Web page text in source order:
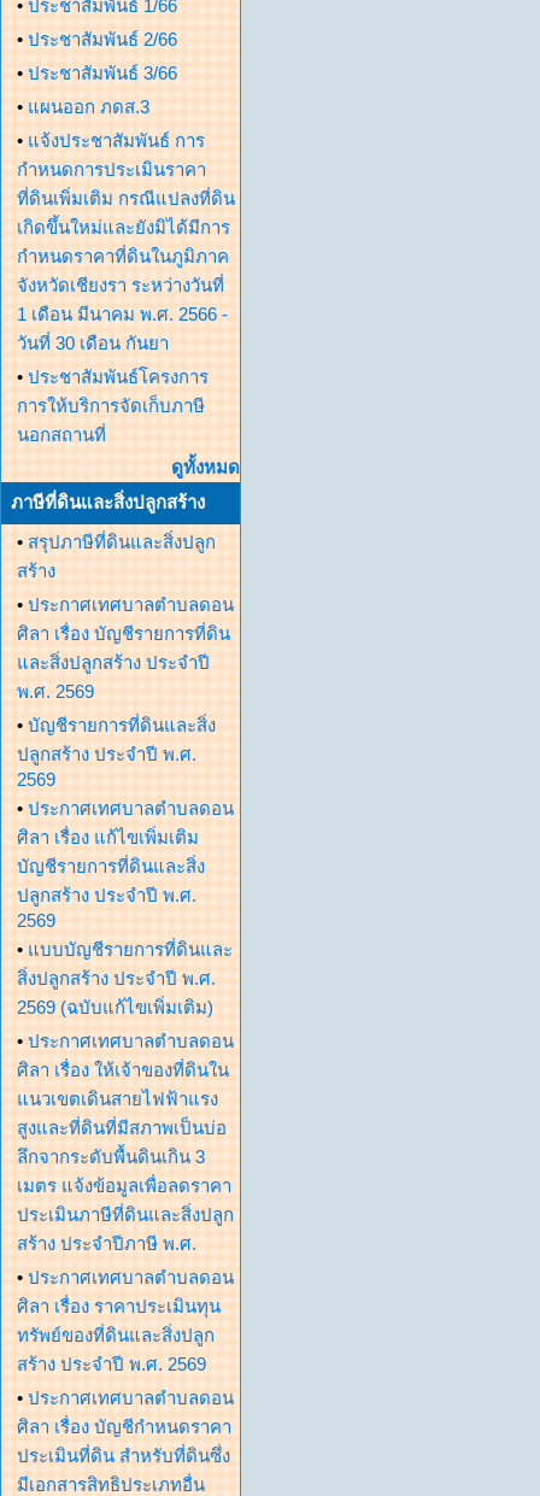
• ประชาสัมพันธ์ 1/66
• ประชาสัมพันธ์ 2/66
• ประชาสัมพันธ์ 3/66
• แผนออก ภดส.3
• แจ้งประชาสัมพันธ์ การ
กำหนดการประเมินราคา
ที่ดินเพิ่มเติม กรณีแปลงที่ดิน
เกิดขึ้นใหม่และยังมิได้มีการ
กำหนดราคาที่ดินในภูมิภาค
จังหวัดเชียงรา ระหว่างวันที่
1 เดือน มีนาคม พ.ศ. 2566 -
วันที่ 30 เดือน กันยา
• ประชาสัมพันธ์โครงการ
การให้บริการจัดเก็บภาษี
นอกสถานที่
ดูทั้งหมด
ภาษีที่ดินและสิ่งปลูกสร้าง
• สรุปภาษีที่ดินและสิ่งปลูก
สร้าง
• ประกาศเทศบาลตำบลดอน
ศิลา เรื่อง บัญชีรายการที่ดิน
และสิ่งปลูกสร้าง ประจำปี
พ.ศ. 2569
• บัญชีรายการที่ดินและสิ่ง
ปลูกสร้าง ประจำปี พ.ศ.
2569
• ประกาศเทศบาลตำบลดอน
ศิลา เรื่อง แก้ไขเพิ่มเติม
บัญชีรายการที่ดินและสิ่ง
ปลูกสร้าง ประจำปี พ.ศ.
2569
• แบบบัญชีรายการที่ดินและ
สิ่งปลูกสร้าง ประจำปี พ.ศ.
2569 (ฉบับแก้ไขเพิ่มเติม)
• ประกาศเทศบาลตำบลดอน
ศิลา เรื่อง ให้เจ้าของที่ดินใน
แนวเขตเดินสายไฟฟ้าแรง
สูงและที่ดินที่มีสภาพเป็นบ่อ
ลึกจากระดับพื้นดินเกิน 3
เมตร แจ้งข้อมูลเพื่อลดราคา
ประเมินภาษีที่ดินและสิ่งปลูก
สร้าง ประจำปีภาษี พ.ศ.
• ประกาศเทศบาลตำบลดอน
ศิลา เรื่อง ราคาประเมินทุน
ทรัพย์ของที่ดินและสิ่งปลูก
สร้าง ประจำปี พ.ศ. 2569
• ประกาศเทศบาลตำบลดอน
ศิลา เรื่อง บัญชีกำหนดราคา
ประเมินที่ดิน สำหรับที่ดินซึ่ง
มีเอกสารสิทธิประเภทอื่น